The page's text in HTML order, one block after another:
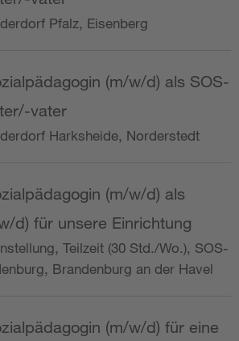
Pfalz, Eisenberg
(m/w/d) als SOS-
vater
Harksheide, Norderstedt
(m/w/d) als
d) für unsere Einrichtung
Teilzeit (30 Std./Wo.), SOS-
Brandenburg an der Havel
(m/w/d) für eine